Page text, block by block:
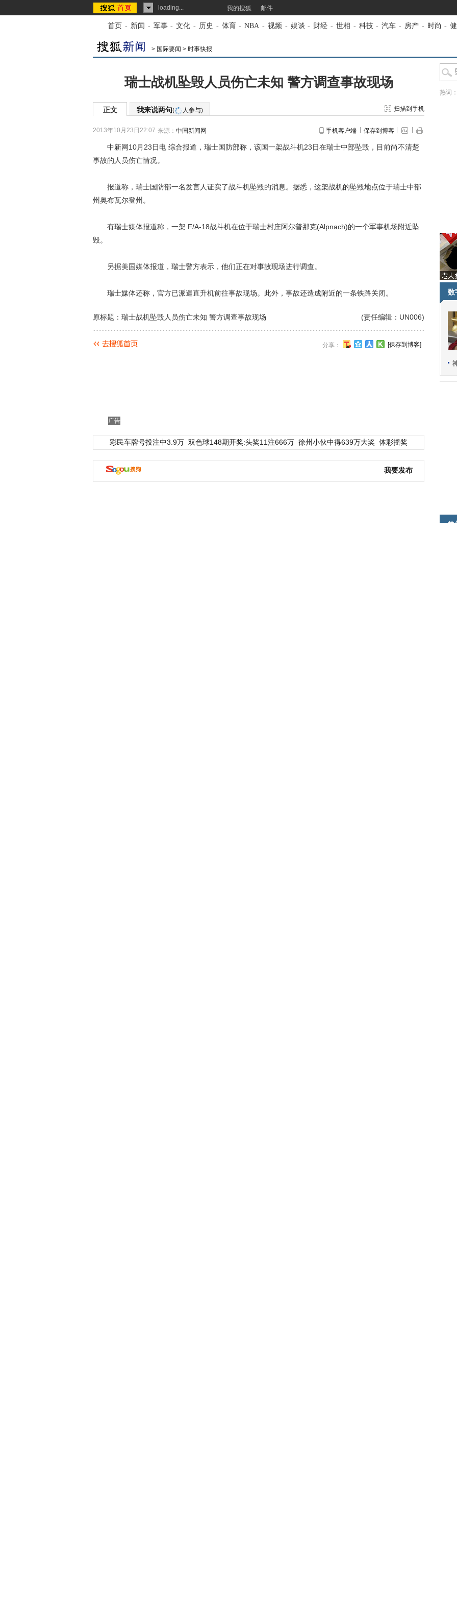
loading... 我的搜狐 邮件
首页 - 新闻 - 军事 - 文化 - 历史 - 体育 - NBA - 视频 - 娱谈 - 财经 - 世相 - 科技 - 汽车 - 房产 - 时尚 -
> 国际要闻 > 时事快报
瑞士战机坠毁人员伤亡未知 警方调查事故现场
正文 我来说两句( 人参与) 扫描到手机
2013年10月23日22:07 来源： 中国新闻网 手机客户端 保存到博客
中新网10月23日电 综合报道，瑞士国防部称，该国一架战斗机23日在瑞士中部坠毁，目前尚不清楚
事故的人员伤亡情况。
报道称，瑞士国防部一名发言人证实了战斗机坠毁的消息。据悉，这架战机的坠毁地点位于瑞士中部
州奥布瓦尔登州。
有瑞士媒体报道称，一架 F/A-18战斗机在位于瑞士村庄阿尔普那克(Alpnach)的一个军事机场附近坠
毁。
另据美国媒体报道，瑞士警方表示，他们正在对事故现场进行调查。
瑞士媒体还称，官方已派遣直升机前往事故现场。此外，事故还造成附近的一条铁路关闭。
(责任编辑：UN006)
原标题：瑞士战机坠毁人员伤亡未知 警方调查事故现场
分享： [保存到博客]
广告
彩民车牌号投注中3.9万 双色球148期开奖:头奖11注666万 徐州小伙中得639万大奖 体彩摇奖
我要发布
热词：
数
热